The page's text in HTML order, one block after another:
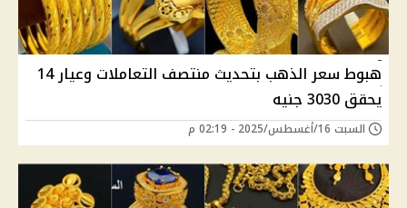
هبوط سعر الذهب بتحديث منتصف التعاملات وعيار 14
يحقق 3030 جنيه
السبت 16/أغسطس/2025 - 02:19 م